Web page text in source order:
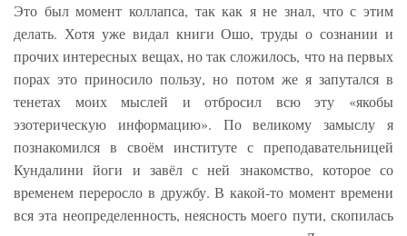
Это был момент коллапса, так как я не знал, что с этим
делать. Хотя уже видал книги Ошо, труды о сознании и
прочих интересных вещах, но так сложилось, что на первых
порах это приносило пользу, но потом же я запутался в
тенетах моих мыслей и отбросил всю эту «якобы
эзотерическую информацию». По великому замыслу я
познакомился в своём институте с преподавательницей
Кундалини йоги и завёл с ней знакомство, которое со
временем переросло в дружбу. В какой-то момент времени
вся эта неопределенность, неясность моего пути, скопилась